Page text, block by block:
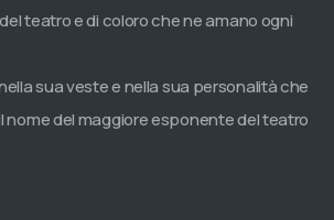
teatro e di coloro che ne amano ogni
sua veste e nella sua personalità che
nome del maggiore esponente del teatro